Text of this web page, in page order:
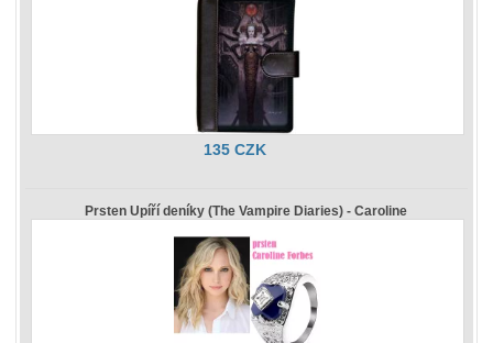
135 CZK
Prsten Upíří deníky (The Vampire Diaries) - Caroline